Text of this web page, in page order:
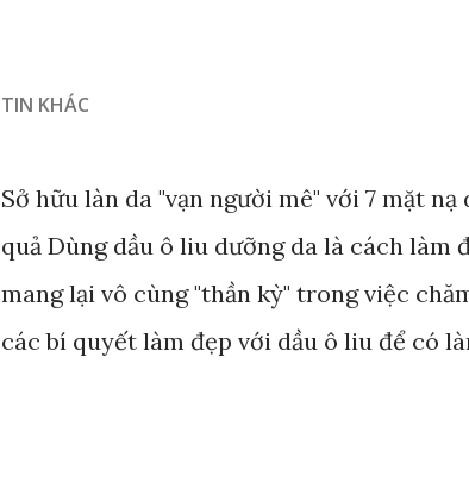
TIN KHÁC
Sở hữu làn da "vạn người mê" với 7 mặt
quả Dùng dầu ô liu dưỡng da là cách làm
mang lại vô cùng "thần kỳ" trong việc
các bí quyết làm đẹp với dầu ô liu để có